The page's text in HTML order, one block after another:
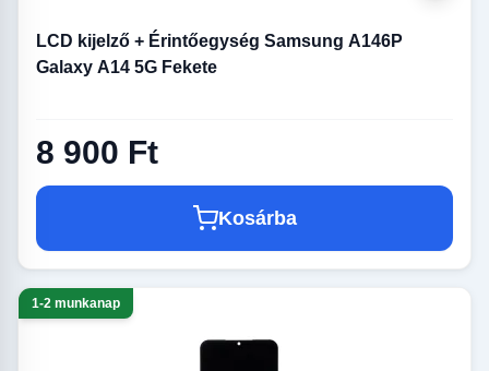
LCD kijelző + Érintőegység Samsung A146P
Galaxy A14 5G Fekete
8 900 Ft
Kosárba
1-2 munkanap